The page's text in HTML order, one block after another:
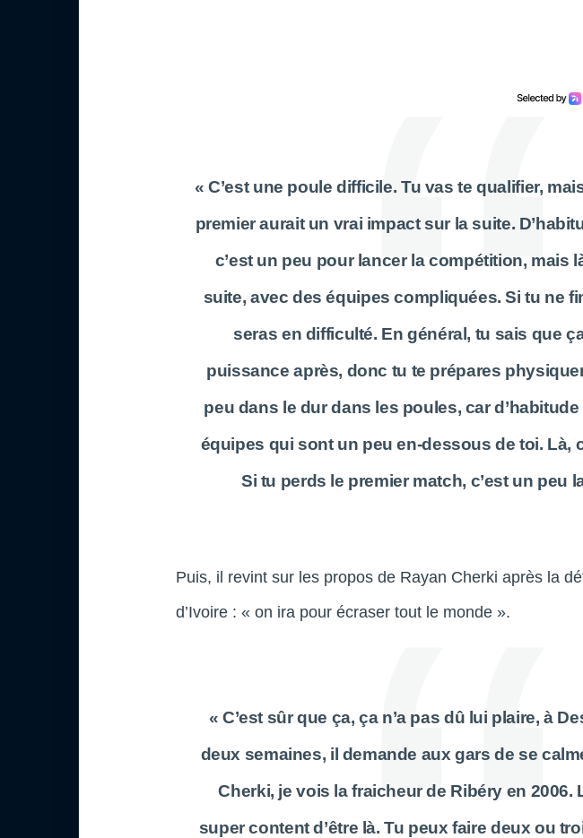
« C’est une poule difficile. Tu vas te qualifier,
premier aurait un vrai impact sur la suite.
c’est un peu pour lancer la compétition, mais
suite, avec des équipes compliquées. Si tu ne
seras en difficulté. En général, tu sais que
puissance après, donc tu te prépares
peu dans le dur dans les poules, car
équipes qui sont un peu en-dessous de toi. Là,
Si tu perds le premier match, c’est un peu
Puis, il revint sur les propos de Rayan Cherki après la
d’Ivoire : « on ira pour écraser tout le monde ».
« C’est sûr que ça, ça n’a pas dû lui plaire, à
deux semaines, il demande aux gars de se
Cherki, je vois la fraicheur de Ribéry en 2006.
super content d’être là. Tu peux faire deux ou